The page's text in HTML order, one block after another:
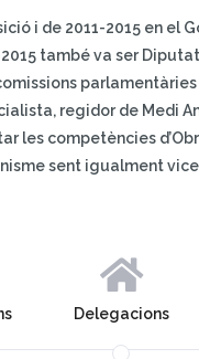
i de 2011-2015 en el
també va ser
regidor de Medi
les competències
sent igualment
Delegacions